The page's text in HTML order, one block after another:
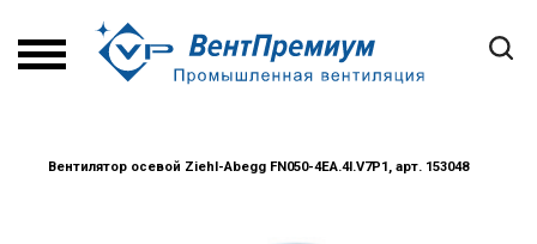
Вентилятор осевой Ziehl-Abegg FN050-4EA.4I.V7P1, арт. 153048